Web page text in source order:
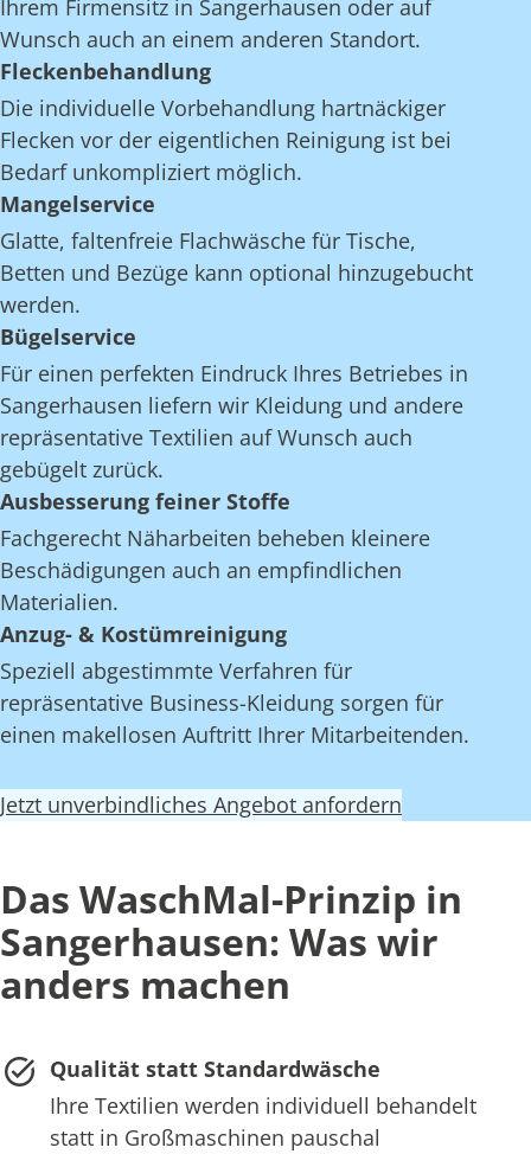
Ihrem Firmensitz in Sangerhausen oder auf
Wunsch auch an einem anderen Standort.
Fleckenbehandlung
Die individuelle Vorbehandlung hartnäckiger
Flecken vor der eigentlichen Reinigung ist bei
Bedarf unkompliziert möglich.
Mangelservice
Glatte, faltenfreie Flachwäsche für Tische,
Betten und Bezüge kann optional hinzugebucht
werden.
Bügelservice
Für einen perfekten Eindruck Ihres Betriebes in
Sangerhausen liefern wir Kleidung und andere
repräsentative Textilien auf Wunsch auch
gebügelt zurück.
Ausbesserung feiner Stoffe
Fachgerecht Näharbeiten beheben kleinere
Beschädigungen auch an empfindlichen
Materialien.
Anzug- & Kostümreinigung
Speziell abgestimmte Verfahren für
repräsentative Business-Kleidung sorgen für
einen makellosen Auftritt Ihrer Mitarbeitenden.
Jetzt unverbindliches Angebot anfordern
Das WaschMal-Prinzip in
Sangerhausen: Was wir
anders machen
Qualität statt Standardwäsche
Ihre Textilien werden individuell behandelt
statt in Großmaschinen pauschal